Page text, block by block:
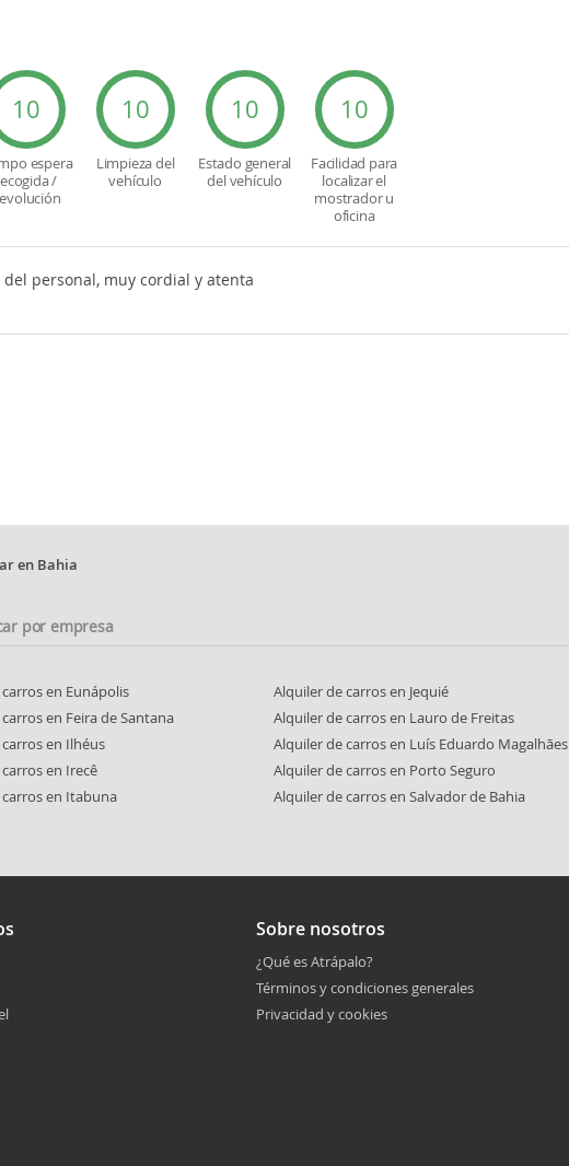
10
espera
/
10
Limpieza del
vehículo
10
Estado general
del vehículo
10
Facilidad para
localizar el
mostrador u
oficina
del personal, muy cordial y atenta
en Bahia
por empresa
en Eunápolis
en Feira de Santana
en Ilhéus
en Irecê
en Itabuna
Alquiler de carros en Jequié
Alquiler de carros en Lauro de Freitas
Alquiler de carros en Luís Eduardo Magalhães
Alquiler de carros en Porto Seguro
Alquiler de carros en Salvador de Bahia
Sobre nosotros
¿Qué es Atrápalo?
Términos y condiciones generales
Privacidad y cookies